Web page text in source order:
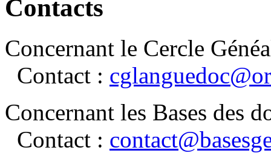
Contacts
Concernant le Cercle
Contact :
Concernant les Bases des
Contact :